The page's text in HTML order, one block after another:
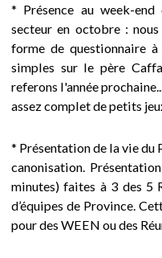
c
i
* Présence au week-
secteur en octobre :
forme de questionnaire
simples sur le père
referons l'année
assez complet de petits
* Présentation de la vie du
canonisation.
minutes) faites à 3 des 5
d’équipes de Province.
pour des WEEN ou des